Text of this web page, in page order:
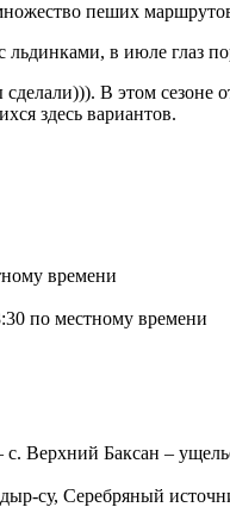
пеших
льдинками, в июле глаз
В этом сезоне
здесь вариантов.
времени
по местному времени
Верхний Баксан –
су, Серебряный